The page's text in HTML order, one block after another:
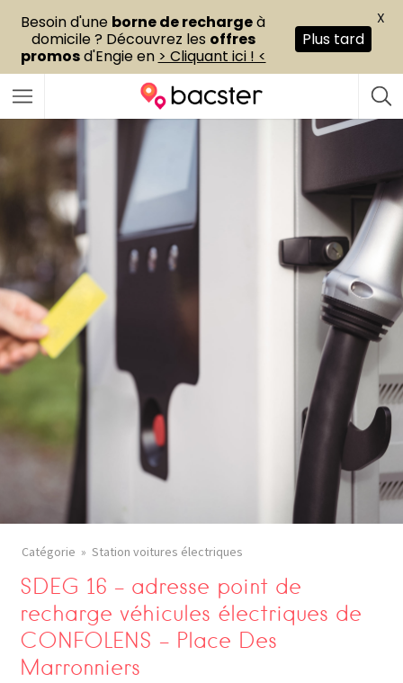
Catégorie Station voitures électriques
SDEG 16 – adresse point de
recharge véhicules électriques de
CONFOLENS – Place Des
Marronniers
Besoin d'une borne de rechargeà
domicile ? Découvrez les offres
promosd'Engie en > Cliquant ici ! <
Plus tard
X